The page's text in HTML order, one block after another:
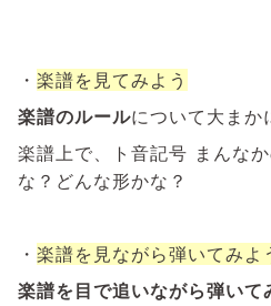
・ 楽譜を見てみよう
楽譜のルールについて大まか
楽譜上で、ト音記号 まんな
な？どんな形かな？
・ 楽譜を見ながら弾いてみよ
楽譜を目で追いながら弾いて